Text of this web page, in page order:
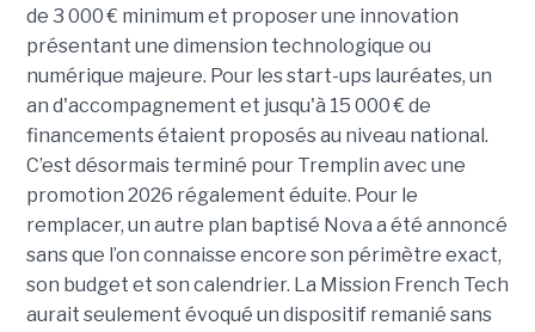
de 3 000 € minimum et proposer une innovation
présentant une dimension technologique ou
numérique majeure. Pour les start-ups lauréates, un
an d'accompagnement et jusqu'à 15 000 € de
financements étaient proposés au niveau national.
C’est désormais terminé pour Tremplin avec une
promotion 2026 régalement éduite. Pour le
remplacer, un autre plan baptisé Nova a été annoncé
sans que l’on connaisse encore son périmètre exact,
son budget et son calendrier. La Mission French Tech
aurait seulement évoqué un dispositif remanié sans